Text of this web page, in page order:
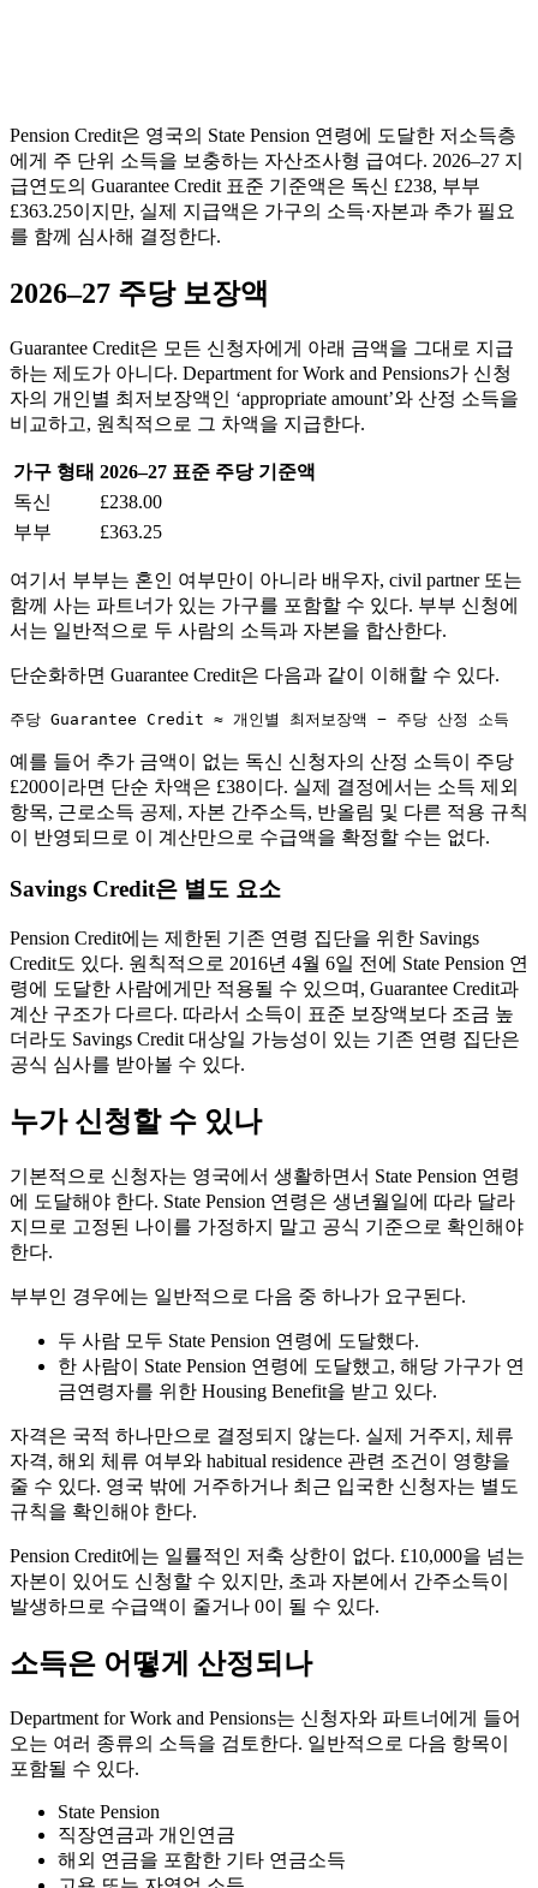
Pension Credit은 영국의 State Pension 연령에 도달한 저소득층
에게 주 단위 소득을 보충하는 자산조사형 급여다. 2026–27 지
급연도의 Guarantee Credit 표준 기준액은 독신 £238, 부부
£363.25이지만, 실제 지급액은 가구의 소득·자본과 추가 필요
를 함께 심사해 결정한다.
2026–27 주당 보장액
Guarantee Credit은 모든 신청자에게 아래 금액을 그대로 지급
하는 제도가 아니다. Department for Work and Pensions가 신청
자의 개인별 최저보장액인 ‘appropriate amount’와 산정 소득을
비교하고, 원칙적으로 그 차액을 지급한다.
가구 형태 2026–27 표준 주당 기준액
독신
£238.00
부부
£363.25
여기서 부부는 혼인 여부만이 아니라 배우자, civil partner 또는
함께 사는 파트너가 있는 가구를 포함할 수 있다. 부부 신청에
서는 일반적으로 두 사람의 소득과 자본을 합산한다.
단순화하면 Guarantee Credit은 다음과 같이 이해할 수 있다.
주당 Guarantee Credit ≈ 개인별 최저보장액 − 주당 산정 소득
예를 들어 추가 금액이 없는 독신 신청자의 산정 소득이 주당
£200이라면 단순 차액은 £38이다. 실제 결정에서는 소득 제외
항목, 근로소득 공제, 자본 간주소득, 반올림 및 다른 적용 규칙
이 반영되므로 이 계산만으로 수급액을 확정할 수는 없다.
Savings Credit은 별도 요소
Pension Credit에는 제한된 기존 연령 집단을 위한 Savings
Credit도 있다. 원칙적으로 2016년 4월 6일 전에 State Pension 연
령에 도달한 사람에게만 적용될 수 있으며, Guarantee Credit과
계산 구조가 다르다. 따라서 소득이 표준 보장액보다 조금 높
더라도 Savings Credit 대상일 가능성이 있는 기존 연령 집단은
공식 심사를 받아볼 수 있다.
누가 신청할 수 있나
기본적으로 신청자는 영국에서 생활하면서 State Pension 연령
에 도달해야 한다. State Pension 연령은 생년월일에 따라 달라
지므로 고정된 나이를 가정하지 말고 공식 기준으로 확인해야
한다.
부부인 경우에는 일반적으로 다음 중 하나가 요구된다.
두 사람 모두 State Pension 연령에 도달했다.
한 사람이 State Pension 연령에 도달했고, 해당 가구가 연
금연령자를 위한 Housing Benefit을 받고 있다.
자격은 국적 하나만으로 결정되지 않는다. 실제 거주지, 체류
자격, 해외 체류 여부와 habitual residence 관련 조건이 영향을
줄 수 있다. 영국 밖에 거주하거나 최근 입국한 신청자는 별도
규칙을 확인해야 한다.
Pension Credit에는 일률적인 저축 상한이 없다. £10,000을 넘는
자본이 있어도 신청할 수 있지만, 초과 자본에서 간주소득이
발생하므로 수급액이 줄거나 0이 될 수 있다.
소득은 어떻게 산정되나
Department for Work and Pensions는 신청자와 파트너에게 들어
오는 여러 종류의 소득을 검토한다. 일반적으로 다음 항목이
포함될 수 있다.
State Pension
직장연금과 개인연금
해외 연금을 포함한 기타 연금소득